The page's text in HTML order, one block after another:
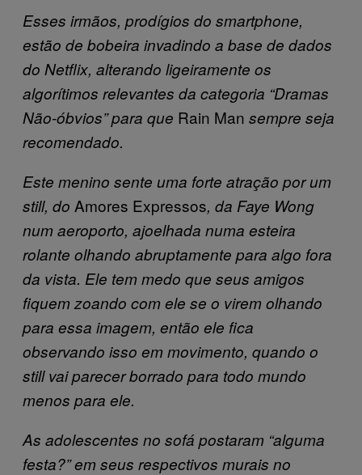
Esses irmãos, prodígios do smartphone,
estão de bobeira invadindo a base de dados
do Netflix, alterando ligeiramente os
algorítimos relevantes da categoria “Dramas
Não-óbvios” para que Rain Man sempre seja
recomendado.
Este menino sente uma forte atração por um
still, do Amores Expressos, da Faye Wong
num aeroporto, ajoelhada numa esteira
rolante olhando abruptamente para algo fora
da vista. Ele tem medo que seus amigos
fiquem zoando com ele se o virem olhando
para essa imagem, então ele fica
observando isso em movimento, quando o
still vai parecer borrado para todo mundo
menos para ele.
As adolescentes no sofá postaram “alguma
festa?” em seus respectivos murais no